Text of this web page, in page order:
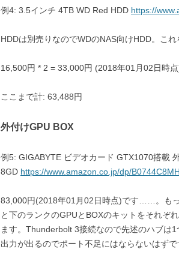
例4: 3.5インチ 4TB WD Red HDD https://
HDDは別売りなのでWDのNAS向けHDD。これ
16,500円 * 2 = 33,000円 (2018年01月02日時
ここまで計: 63,488円
外付けGPU BOX
例5: GIGABYTE ビデオカード GTX1070搭載
8GD https://www.amazon.co.jp/dp/
83,000円(2018年01月02日時点)です……。も
と下のランクのGPUとBOXのキットをそれぞ
ます。Thunderbolt 3接続なので先述のハブは
出力が出るのでポート不足にはならないはずで